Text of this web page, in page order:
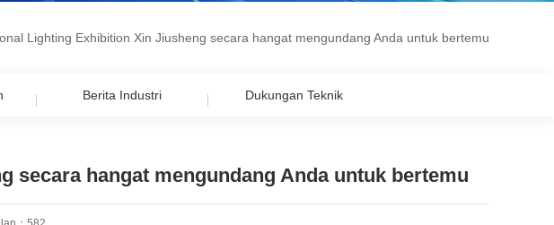
Lighting Exhibition Xin Jiusheng secara hangat mengundang Anda untuk bertemu
Berita Industri Dukungan Teknik
secara hangat mengundang Anda untuk bertemu